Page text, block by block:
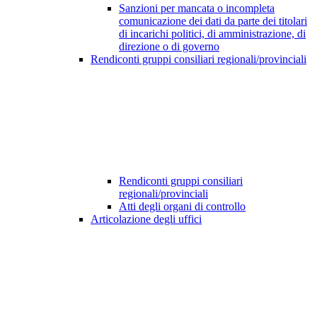
Sanzioni per mancata o incompleta
comunicazione dei dati da parte dei titolari
di incarichi politici, di amministrazione, di
direzione o di governo
Rendiconti gruppi consiliari regionali/provinciali
Rendiconti gruppi consiliari
regionali/provinciali
Atti degli organi di controllo
Articolazione degli uffici